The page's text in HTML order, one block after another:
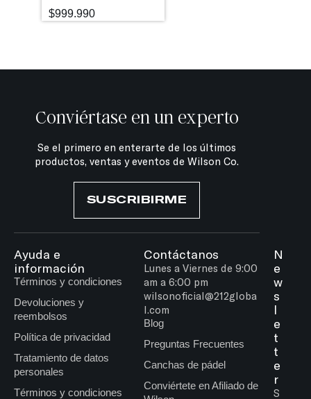
$999.990
Conviértase en un experto
Se el primero en enterarte de los últimos
productos, ventas y eventos de Wilson Co.
SUSCRIBIRME
Ayuda e
información
Términos y condiciones
Devoluciones y
reembolsos
Política de privacidad
Tratamiento de datos
personales
Términos y condiciones
Contáctanos
Lunes a Viernes de 9:00
am a 6:00 pm
wilsonoficial@212globa
l.com
Blog
Preguntas Frecuentes
Canchas de pádel
Conviértete en Afiliado de
N
e
w
s
l
e
t
t
e
r
S